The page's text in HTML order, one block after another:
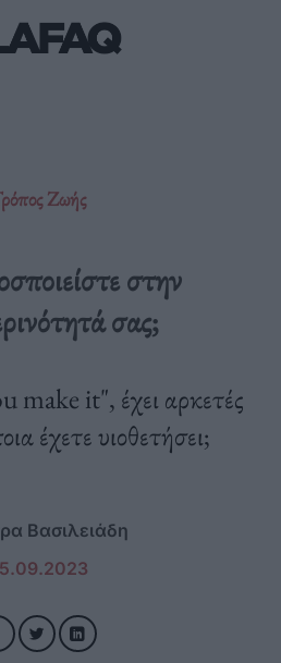
Ζωής
στην
σας;
it", έχει αρκετές
έχετε υιοθετήσει;
Βασιλειάδη